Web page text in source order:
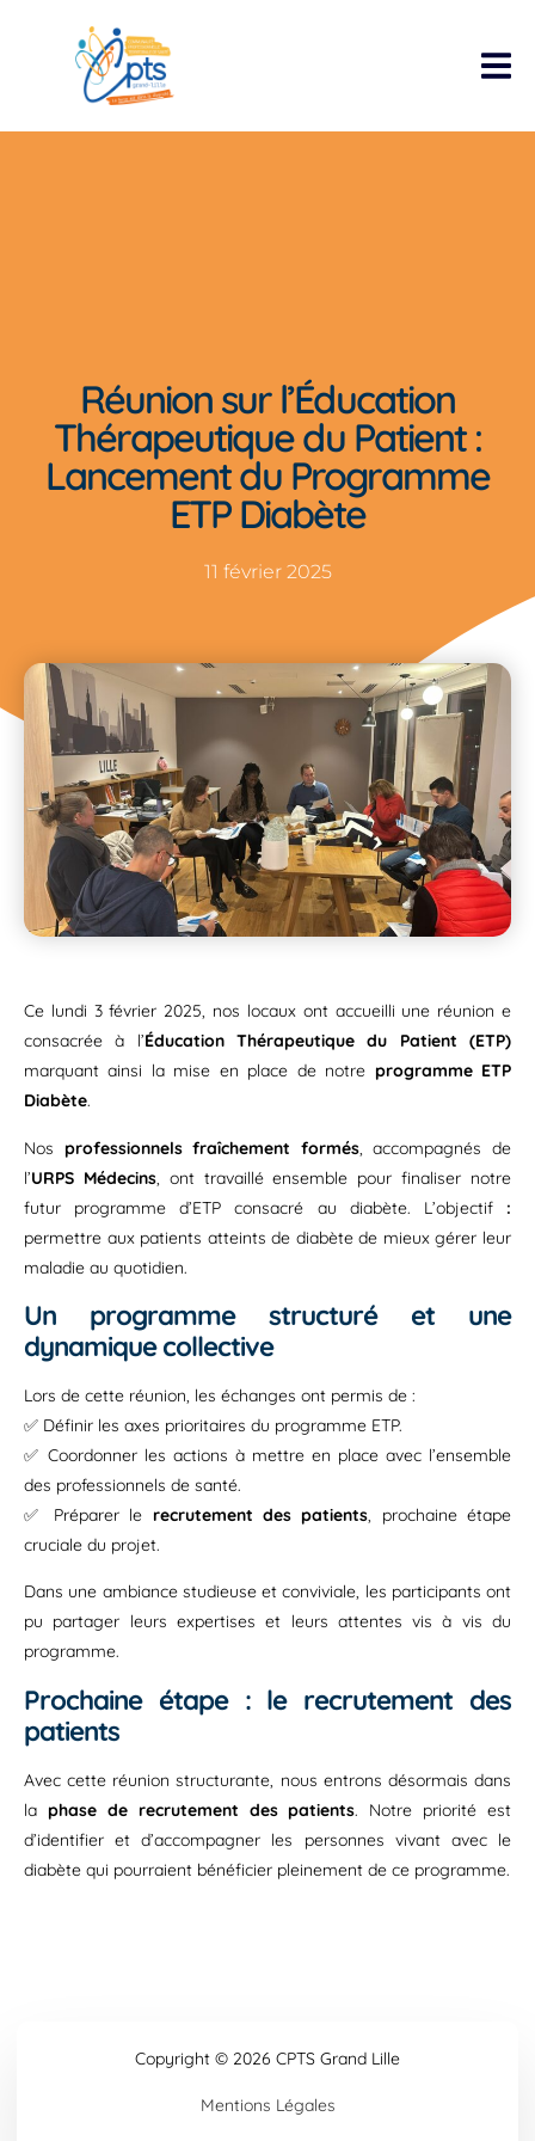
Réunion sur l’Éducation
Thérapeutique du Patient :
Lancement du Programme
ETP Diabète
11 février 2025
Ce lundi 3 février 2025, nos locaux ont accueilli une réunion e
consacrée à l’Éducation Thérapeutique du Patient (ETP)
marquant ainsi la mise en place de notre programme ETP
Diabète.
Nos professionnels fraîchement formés, accompagnés de
l’URPS Médecins, ont travaillé ensemble pour finaliser notre
futur programme d’ETP consacré au diabète. L’objectif :
permettre aux patients atteints de diabète de mieux gérer leur
maladie au quotidien.
Un programme structuré et une
dynamique collective
Lors de cette réunion, les échanges ont permis de :
✅ Définir les axes prioritaires du programme ETP.
✅ Coordonner les actions à mettre en place avec l’ensemble
des professionnels de santé.
✅ Préparer le recrutement des patients, prochaine étape
cruciale du projet.
Dans une ambiance studieuse et conviviale, les participants ont
pu partager leurs expertises et leurs attentes vis à vis du
programme.
Prochaine étape : le recrutement des
patients
Avec cette réunion structurante, nous entrons désormais dans
la phase de recrutement des patients. Notre priorité est
d’identifier et d’accompagner les personnes vivant avec le
diabète qui pourraient bénéficier pleinement de ce programme.
Copyright © 2026 CPTS Grand Lille
Mentions Légales